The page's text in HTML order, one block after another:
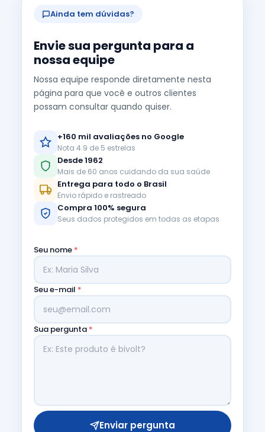
Ainda tem dúvidas?
Envie sua pergunta para a
nossa equipe
Nossa equipe responde diretamente nesta
página para que você e outros clientes
possam consultar quando quiser.
+160 mil avaliações no Google
Nota 4.9 de 5 estrelas
Desde 1962
Mais de 60 anos cuidando da sua saúde
Entrega para todo o Brasil
Envio rápido e rastreado
Compra 100% segura
Seus dados protegidos em todas as etapas
Seu nome *
Seu e-mail *
Sua pergunta *
Enviar pergunta